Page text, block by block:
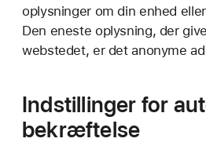
oplysninger om din enhed
Den eneste oplysning, der
webstedet, er det anonyme
Indstillinger for
bekræftelse